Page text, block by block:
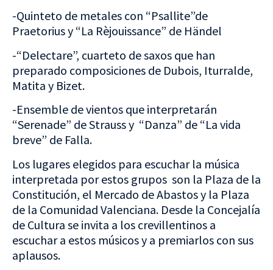
-Quinteto de metales con “Psallite”de
Praetorius y “La Rèjouissance” de Händel
-“Delectare”, cuarteto de saxos que han
preparado composiciones de Dubois, Iturralde,
Matita y Bizet.
-Ensemble de vientos que interpretarán
“Serenade” de Strauss y “Danza” de “La vida
breve” de Falla.
Los lugares elegidos para escuchar la música
interpretada por estos grupos son la Plaza de la
Constitución, el Mercado de Abastos y la Plaza
de la Comunidad Valenciana. Desde la Concejalía
de Cultura se invita a los crevillentinos a
escuchar a estos músicos y a premiarlos con sus
aplausos.